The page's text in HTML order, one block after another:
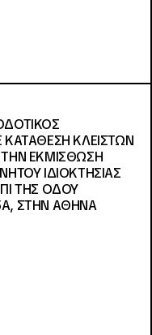
ΚΑΤΑΘΕΣΗ ΚΛΕΙΣΤΩΝ
ΕΚΜΙΣΘΩΣΗ
ΙΔΙΟΚΤΗΣΙΑΣ
ΤΗΣ ΟΔΟΥ
ΣΤΗΝ ΑΘΗΝΑ